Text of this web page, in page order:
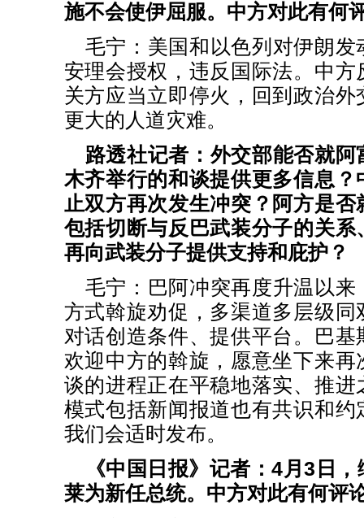
施不会使伊屈服。中方对此有何
毛宁：美国和以色列对伊朗
安理会授权，违反国际法。中
关方应当立即停火，回到政治
更大的人道灾难。
路透社记者：外交部能否就
木齐举行的和谈提供更多信息
止双方再次发生冲突？阿方是
包括切断与反巴武装分子的关
再向武装分子提供支持和庇护？
毛宁：巴阿冲突再度升温以
方式斡旋劝促，多渠道多层级
对话创造条件、提供平台。巴
欢迎中方的斡旋，愿意坐下来
谈的进程正在平稳地落实、推
模式包括新闻报道也有共识和
我们会适时发布。
《中国日报》记者：4月3日
莱为新任总统。中方对此有何评